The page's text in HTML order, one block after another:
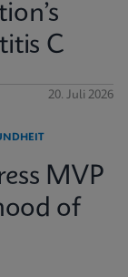
C
20. Juli 2026
MVP
of